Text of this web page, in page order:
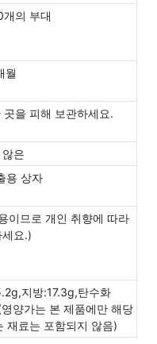
의 부대
월
을 피해 보관하세요.
은
용 상자
이므로 개인 취향에 따라
요.)
지방:17.3g,탄수화
양가는 본 제품에만 해당
재료는 포함되지 않음)